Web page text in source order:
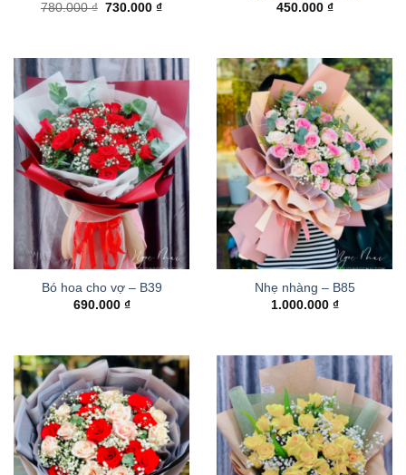
780.000₫ Giá
730.000₫Giá
450.000 ₫
Bó hoa cho vợ – B39
690.000 ₫
Nhẹ nhàng – B85
1.000.000 ₫